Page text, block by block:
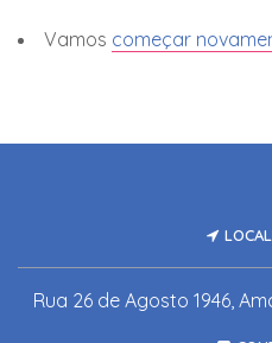
Vamos começar
Rua 26 de Agosto 1946,